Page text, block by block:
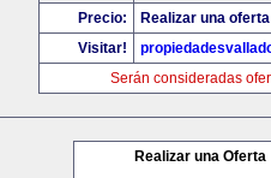
Precio:
Realizar una
Visitar!
Serán consideradas
Realizar una Oferta